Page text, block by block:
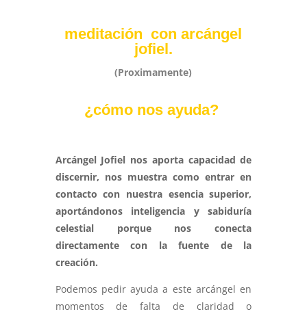
meditación con arcángel
jofiel.
(Proximamente)
¿cómo nos ayuda?
Arcángel Jofiel nos aporta capacidad de
discernir, nos muestra como entrar en
contacto con nuestra esencia superior,
aportándonos inteligencia y sabiduría
celestial porque nos conecta
directamente con la fuente de la
creación.
Podemos pedir ayuda a este arcángel en
momentos de falta de claridad o